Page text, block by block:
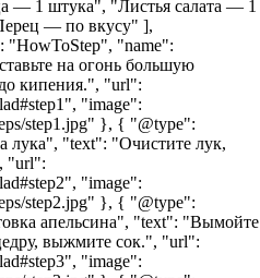
— 1 штука", "Листья салата — 1
— по вкусу" ],
"HowToStep", "name":
на огонь большую
кипения.", "url":
"image":
step1.jpg" }, { "@type":
лука", "text": "Очистите лук,
"url":
"image":
step2.jpg" }, { "@type":
апельсина", "text": "Вымойте
выжмите сок.", "url":
"image":